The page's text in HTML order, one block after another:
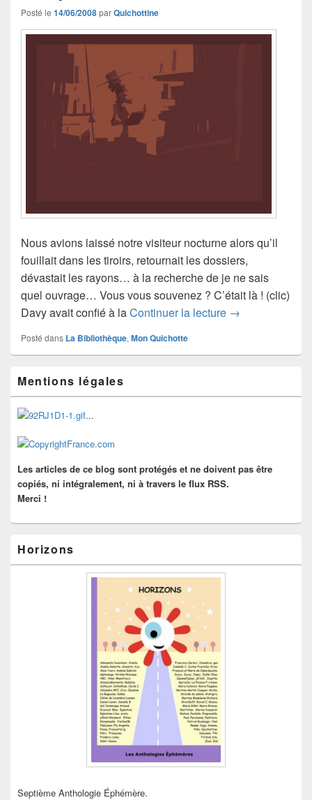
Posté le 14/06/2008parQuichottine
Nous avions laissé notre visiteur nocturne alors qu’il
fouillait dans les tiroirs, retournait les dossiers,
dévastait les rayons… à la recherche de je ne sais
quel ouvrage… Vous vous souvenez ? C’était là ! (clic)
Davy avait confié à laContinuer la lecture On a perdu don
→
Posté dans La Bibliothèque, Mon Quichotte
principale
de
widget
pour
barre
Mentions légales
...
Les articles de ce blog sont protégés et ne doivent pas être
copiés, ni intégralement, ni à travers le flux RSS.
Merci !
Horizons
Septième Anthologie Éphémère.